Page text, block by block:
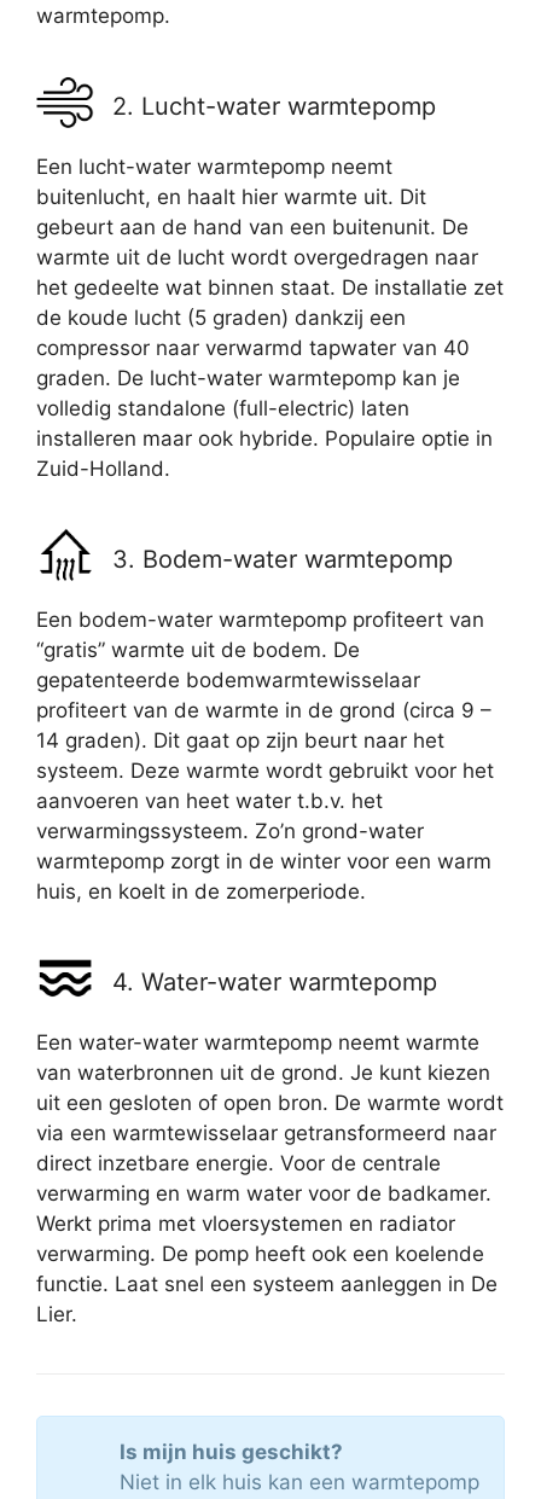
warmtepomp.
2. Lucht-water warmtepomp
Een lucht-water warmtepomp neemt
buitenlucht, en haalt hier warmte uit. Dit
gebeurt aan de hand van een buitenunit. De
warmte uit de lucht wordt overgedragen naar
het gedeelte wat binnen staat. De installatie zet
de koude lucht (5 graden) dankzij een
compressor naar verwarmd tapwater van 40
graden. De lucht-water warmtepomp kan je
volledig standalone (full-electric) laten
installeren maar ook hybride. Populaire optie in
Zuid-Holland.
3. Bodem-water warmtepomp
Een bodem-water warmtepomp profiteert van
“gratis” warmte uit de bodem. De
gepatenteerde bodemwarmtewisselaar
profiteert van de warmte in de grond (circa 9 –
14 graden). Dit gaat op zijn beurt naar het
systeem. Deze warmte wordt gebruikt voor het
aanvoeren van heet water t.b.v. het
verwarmingssysteem. Zo’n grond-water
warmtepomp zorgt in de winter voor een warm
huis, en koelt in de zomerperiode.
4. Water-water warmtepomp
Een water-water warmtepomp neemt warmte
van waterbronnen uit de grond. Je kunt kiezen
uit een gesloten of open bron. De warmte wordt
via een warmtewisselaar getransformeerd naar
direct inzetbare energie. Voor de centrale
verwarming en warm water voor de badkamer.
Werkt prima met vloersystemen en radiator
verwarming. De pomp heeft ook een koelende
functie. Laat snel een systeem aanleggen in De
Lier.
Is mijn huis geschikt?
Niet in elk huis kan een warmtepomp